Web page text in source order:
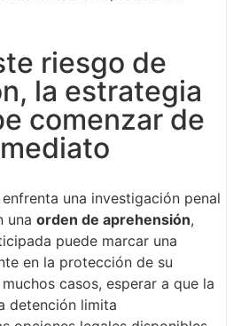
riesgo de
la estrategia
comenzar de
una investigación penal
una orden de aprehensión,
puede marcar una
en la protección de su
casos, esperar a que la
detención limita